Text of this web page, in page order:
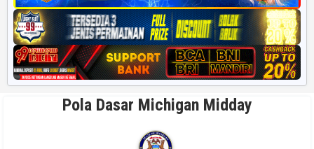
Pola Dasar Michigan Midday